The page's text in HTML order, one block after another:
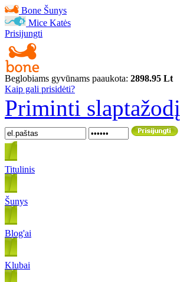
Bone Šunys
Mice Katės
Prisijungti
Beglobiams gyvūnams paaukota: 2898.95 Lt
Kaip gali prisidėti?
Priminti slaptažodį
Titulinis
Šunys
Blog'ai
Klubai